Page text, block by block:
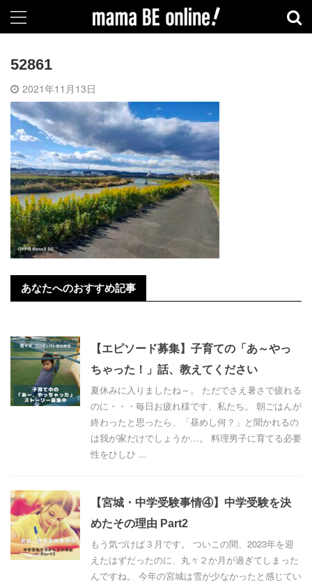
52861
2021年11月13日
あなたへのおすすめ記事
【エピソード募集】子育ての「あ～やっ
ちゃった！」話、教えてください
夏休みに入りましたね～。 ただでさえ暑さで疲れる
のに・・・毎日お疲れ様です、私たち。 朝ごはんが
終わったと思ったら、「昼めし何？」と聞かれるの
は我が家だけでしょうか…。 料理男子に育てる必要
性をひしひ ...
【宮城・中学受験事情④】中学受験を決
めたその理由 Part2
もう気づけば３月です。 ついこの間、2023年を迎
えたはずだったのに、丸々２か月が過ぎてしまった
んですね。 今年の宮城は雪が少なかったと感じてい